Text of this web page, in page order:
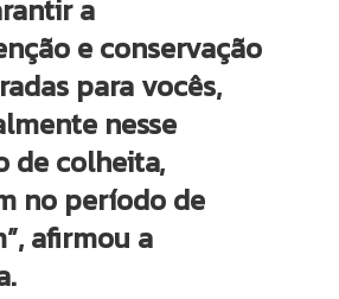
a
e conservação
para vocês,
nesse
de colheita,
no período de
afirmou a